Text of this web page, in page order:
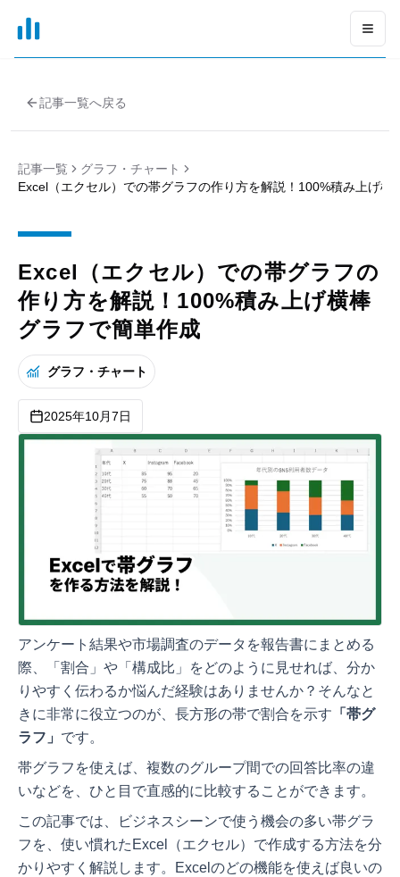
xGrapher
記事一覧へ戻る
記事一覧
グラフ・チャート
Excel（エクセル）での帯グラフの作り方を解説！100%積み上げ横
Excel（エクセル）での帯グラフの
作り方を解説！100%積み上げ横棒
グラフで簡単作成
グラフ・チャート
2025年10月7日
アンケート結果や市場調査のデータを報告書にまとめる
際、「割合」や「構成比」をどのように見せれば、分か
りやすく伝わるか悩んだ経験はありませんか？そんなと
きに非常に役立つのが、長方形の帯で割合を示す 「帯グ
ラフ」 です。
帯グラフを使えば、複数のグループ間での回答比率の違
いなどを、ひと目で直感的に比較することができます。
この記事では、ビジネスシーンで使う機会の多い帯グラ
フを、使い慣れたExcel（エクセル）で作成する方法を分
かりやすく解説します。Excelのどの機能を使えば良いの